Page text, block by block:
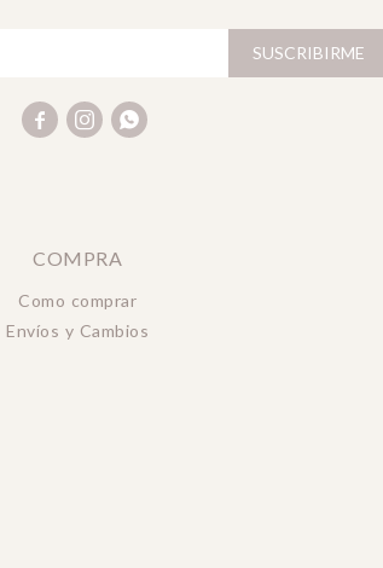
COMPRA
Como comprar
Envíos y Cambios
SUSCRIBIRME
  